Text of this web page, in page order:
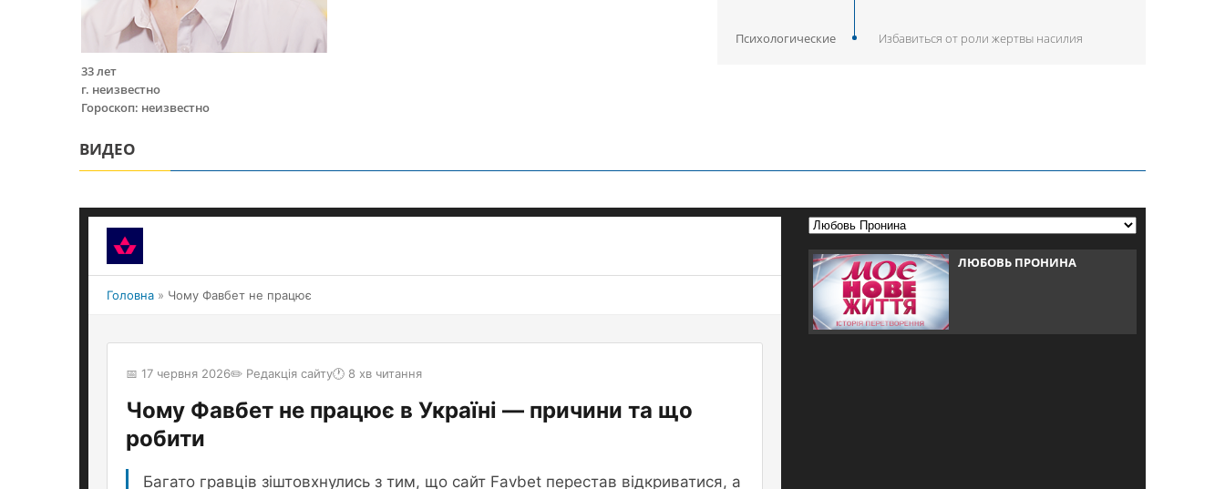
33 лет
г. неизвестно
Гороскоп: неизвестно
Психологические Избавиться от роли жертвы насилия
ВИДЕО
ЛЮБОВЬ ПРОНИНА